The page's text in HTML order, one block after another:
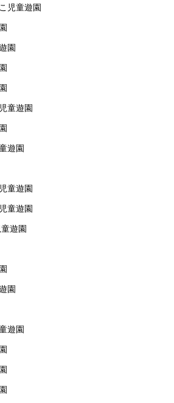
児童遊園
園
童遊園
遊園
童遊園
童遊園
遊園
園
遊園